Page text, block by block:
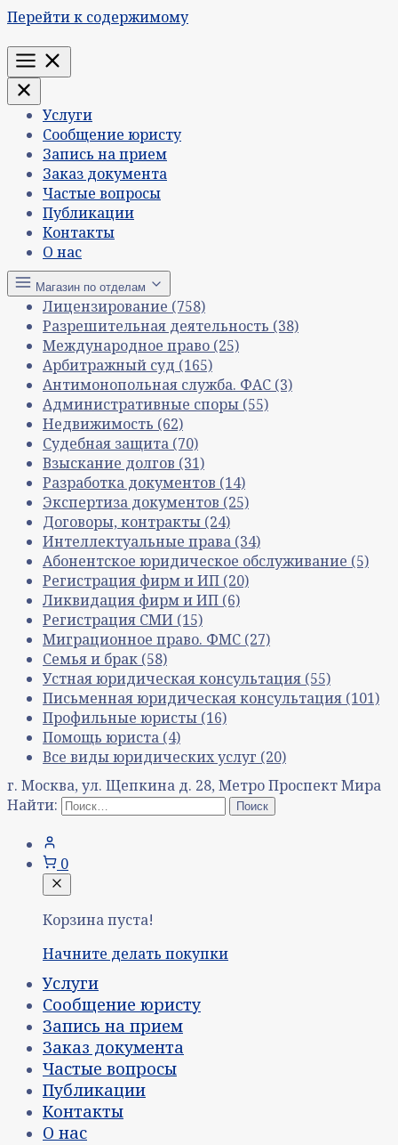
Перейти к содержимому
Меню
Услуги
Сообщение юристу
Запись на прием
Заказ документа
Частые вопросы
Публикации
Контакты
О нас
Магазин по отделам
Лицензирование (758)
Разрешительная деятельность (38)
Международное право (25)
Арбитражный суд (165)
Антимонопольная служба. ФАС (3)
Административные споры (55)
Недвижимость (62)
Судебная защита (70)
Взыскание долгов (31)
Разработка документов (14)
Экспертиза документов (25)
Договоры, контракты (24)
Интеллектуальные права (34)
Абонентское юридическое обслуживание (5)
Регистрация фирм и ИП (20)
Ликвидация фирм и ИП (6)
Регистрация СМИ (15)
Миграционное право. ФМС (27)
Семья и брак (58)
Устная юридическая консультация (55)
Письменная юридическая консультация (101)
Профильные юристы (16)
Помощь юриста (4)
Все виды юридических услуг (20)
г. Москва, ул. Щепкина д. 28, Метро Проспект Мира
Найти:
0
Корзина пуста!
Начните делать покупки
Услуги
Сообщение юристу
Запись на прием
Заказ документа
Частые вопросы
Публикации
Контакты
О нас